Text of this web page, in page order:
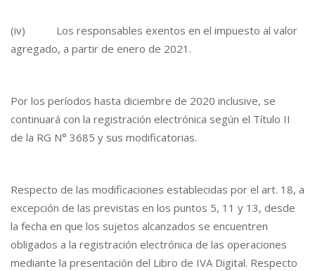
(iv) Los responsables exentos en el impuesto al valor
agregado, a partir de enero de 2021.
Por los períodos hasta diciembre de 2020 inclusive, se
continuará con la registración electrónica según el Título II
de la RG N° 3685 y sus modificatorias.
Respecto de las modificaciones establecidas por el art. 18, a
excepción de las previstas en los puntos 5, 11 y 13, desde
la fecha en que los sujetos alcanzados se encuentren
obligados a la registración electrónica de las operaciones
mediante la presentación del Libro de IVA Digital. Respecto